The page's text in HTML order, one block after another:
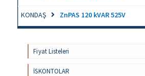
KONDAŞ ZnPAS 120 kVAR 525V
Fiyat Listeleri
İSKONTOLAR